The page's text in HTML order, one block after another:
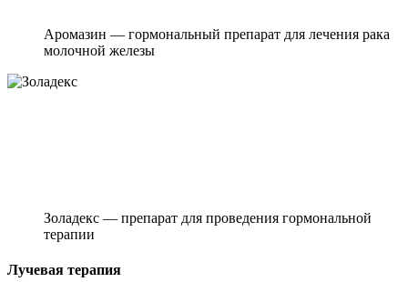
Аромазин — гормональный препарат для лечения рака
молочной железы
Золадекс — препарат для проведения гормональной
терапии
Лучевая терапия